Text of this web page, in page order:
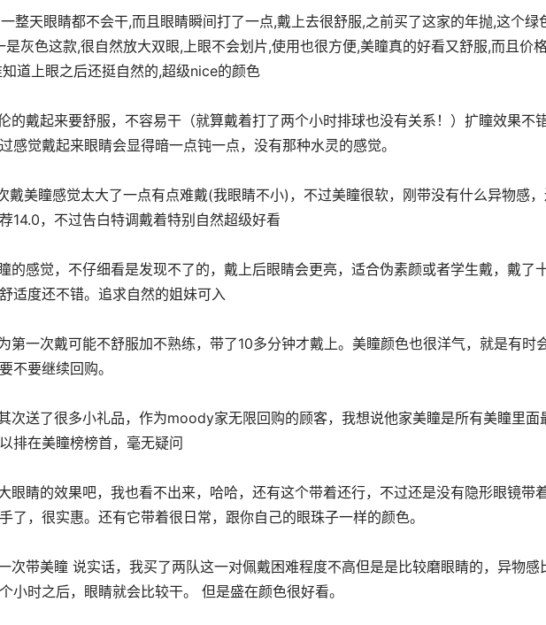
是﻿灰色这款,很自然放大﻿双眼,上眼不会划﻿片,使用﻿也很方便,美瞳真﻿的好看又舒服,而且价
道﻿上眼之后还挺自然的,超﻿级nice的颜色
感觉戴起来眼睛会显得暗一点钝一点，没有那种水灵的感觉。
14.0，不过告白特调戴着特别自然超级好看
适度还不错。追求自然的姐妹可入
不要继续回购。
排在美瞳榜榜首，毫无疑问
了，很实惠。还有它带着很日常，跟你自己的眼珠子一样的颜色。
小时之后，眼睛就会比较干。 但是盛在颜色很好看。